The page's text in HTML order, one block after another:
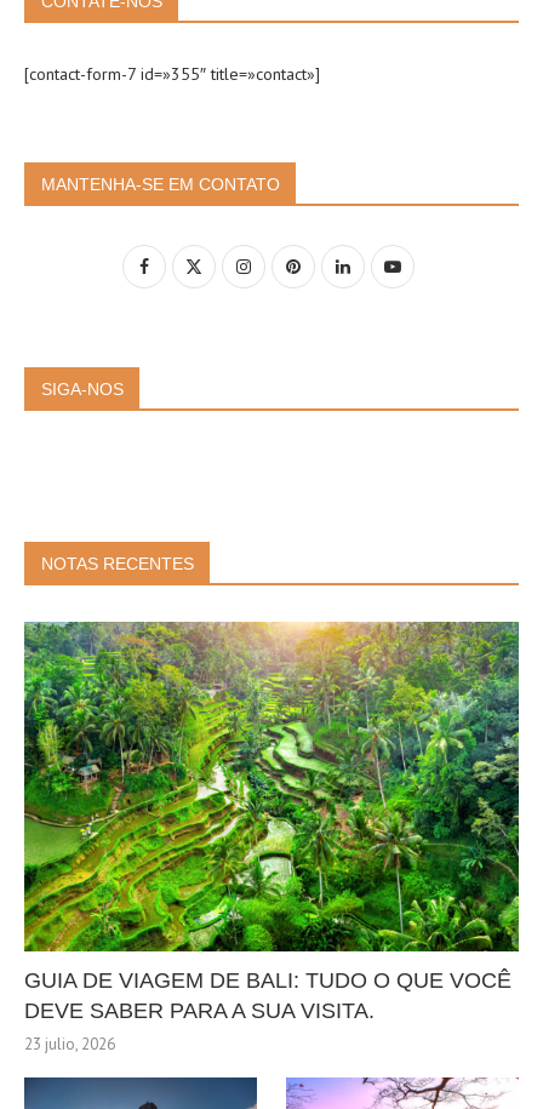
[contact-form-7 id=»355″ title=»contact»]
MANTENHA-SE EM CONTATO
SIGA-NOS
NOTAS RECENTES
GUIA DE VIAGEM DE BALI: TUDO O QUE VOCÊ
DEVE SABER PARA A SUA VISITA.
23 julio, 2026